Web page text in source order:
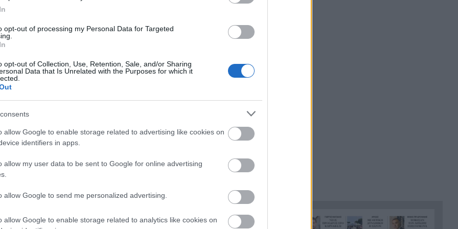
opt-out of processing my Personal Data for Targeted
opt-out of Collection, Use, Retention, Sale, and/or Sharing
Data that Is Unrelated with the Purposes for which it
allow Google to enable storage related to advertising like cookies on
identifiers in apps.
allow my user data to be sent to Google for online advertising
allow Google to send me personalized advertising.
allow Google to enable storage related to analytics like cookies on
και Βοιωτία